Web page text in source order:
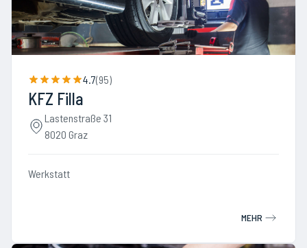
4.7(95)
KFZ Filla
Lastenstraße 31
8020 Graz
Werkstatt
MEHR